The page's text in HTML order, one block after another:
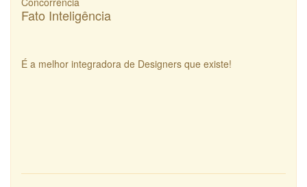
Fato Inteligência
É a melhor integradora de Designers que existe!